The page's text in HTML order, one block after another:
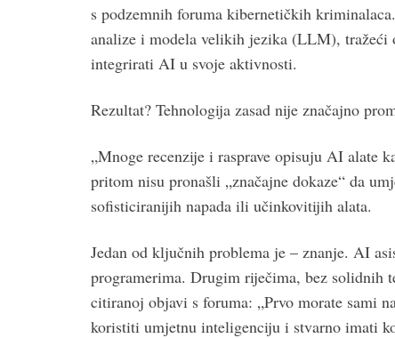
s podzemnih foruma kibernetičkih
analize i modela velikih jezika (LLM), tražeći
integrirati AI u svoje aktivnosti.
Rezultat? Tehnologija zasad nije značajno
„Mnoge recenzije i rasprave opisuju AI alate
pritom nisu pronašli „značajne dokaze“ da
sofisticiranijih napada ili učinkovitijih alata.
Jedan od ključnih problema je – znanje. AI
programerima. Drugim riječima, bez solidnih
citiranoj objavi s foruma: „Prvo morate sami
koristiti umjetnu inteligenciju i stvarno imati